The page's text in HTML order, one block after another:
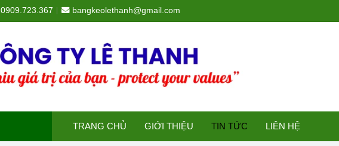
0909.723.367 bangkeolethanh@gmail.com
TRANG CHỦ GIỚI THIỆU TIN TỨC LIÊN HỆ